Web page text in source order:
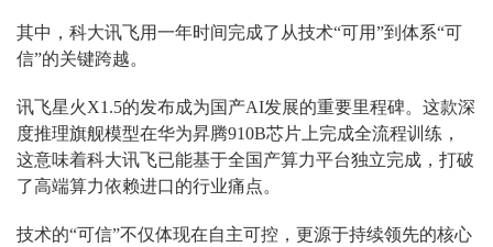
其中，科大讯飞用一年时间完成了从技术“可用”到体系“可
信”的关键跨越。
讯飞星火X1.5的发布成为国产AI发展的重要里程碑。这款深
度推理旗舰模型在华为昇腾910B芯片上完成全流程训练，
这意味着科大讯飞已能基于全国产算力平台独立完成，打破
了高端算力依赖进口的行业痛点。
技术的“可信”不仅体现在自主可控，更源于持续领先的核心